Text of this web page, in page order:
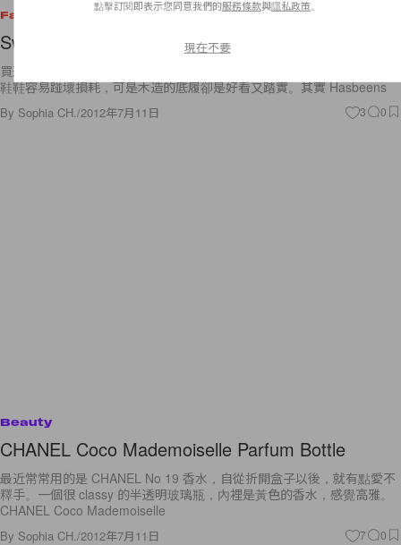
Fashion
Swedish Hasbeens Big Bowling Bag
買過一對來自 Swedish 品牌 Hasbeens 的木履，雖然木履的壞處就是木
鞋鞋容易踫壞損耗，可是木造的底履卻是好看又踏實。其實 Hasbeens
By Sophia CH./2012年7月11日 3 0
Beauty
CHANEL Coco Mademoiselle Parfum Bottle
最近常常用的是 CHANEL No 19 香水，自從折開盒子以後，就有點愛不
釋手。一個很 classy 的半透明玻璃瓶，內裡是黃色的香水，感覺高雅。
CHANEL Coco Mademoiselle
By Sophia CH. /2012年7月11日 7 0
點擊訂閱即表示您同意我們的服務條款與隱私政策
現在不要